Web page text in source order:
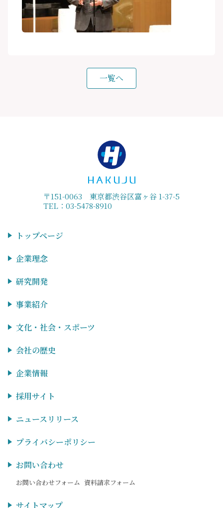
一覧へ
〒151-0063 東京都渋谷区富ヶ谷 1-37-5
TEL：03-5478-8910
トップページ
企業理念
研究開発
事業紹介
文化・社会・スポーツ
会社の歴史
企業情報
採用サイト
ニュースリリース
プライバシーポリシー
お問い合わせ
お問い合わせフォーム 資料請求フォーム
サイトマップ